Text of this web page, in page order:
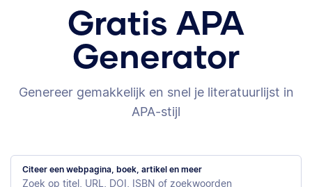
Gratis APA
Generator
Genereer gemakkelijk en snel je literatuurlijst in
APA-stijl
Citeer een webpagina, boek, artikel en meer